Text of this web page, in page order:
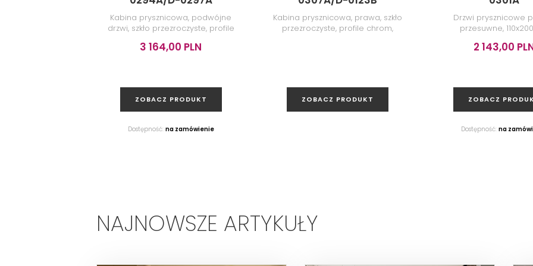
Kabina prysznicowa, podwójne
drzwi, szkło przezroczyste, profile
3 164,00 PLN
ZOBACZ PRODUKT
Dostępność: na zamówienie
Kabina prysznicowa, prawa, szkło
przezroczyste, profile chrom,
ZOBACZ PRODUKT
Drzwi prysznicowe
przesuwne,
2 143,00
ZOBACZ
Dostępność: na
NAJNOWSZE ARTYKUŁY